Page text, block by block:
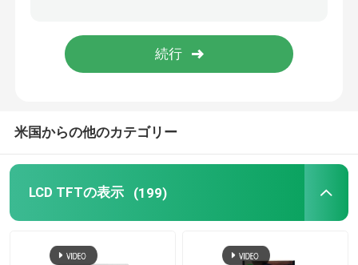
高い明るさLCDの表示
日光読解可能なTFT
UART TFTの表示
LCD表示モジュール
米国からの他のカテゴリー
LCD TFTの表示 (199)